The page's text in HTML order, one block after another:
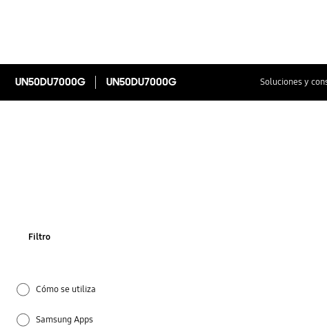
UN50DU7000G UN50DU7000G Soluciones y
Filtro
Cómo se utiliza
Samsung Apps